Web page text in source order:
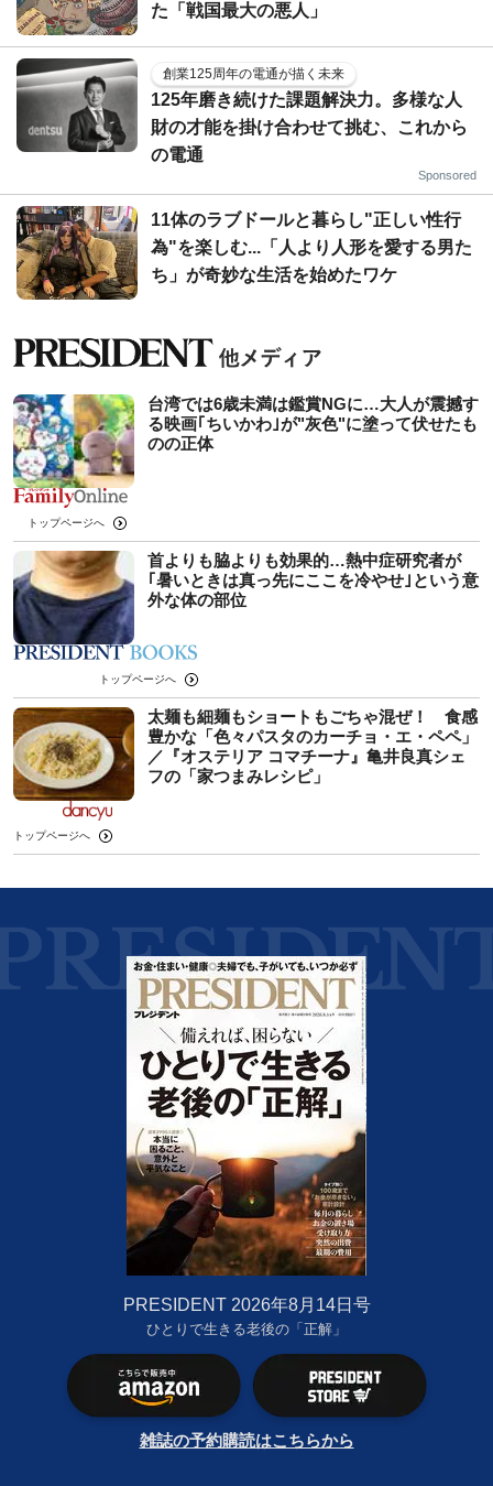
た「戦国最大の悪人」
創業125周年の電通が描く未来
125年磨き続けた課題解決力。多様な人
財の才能を掛け合わせて挑む、これから
の電通
Sponsored
11体のラブドールと暮らし"正しい性行
為"を楽しむ...「人より人形を愛する男た
ち」が奇妙な生活を始めたワケ
台湾では6歳未満は鑑賞NGに…大人が震撼す
る映画｢ちいかわ｣が"灰色"に塗って伏せたも
のの正体
トップページへ
首よりも脇よりも効果的…熱中症研究者が
｢暑いときは真っ先にここを冷やせ｣という意
外な体の部位
トップページへ
太麺も細麺もショートもごちゃ混ぜ！ 食感
豊かな「色々パスタのカーチョ・エ・ペペ」
／『オステリア コマチーナ』亀井良真シェ
フの「家つまみレシピ」
トップページへ
PRESIDENT 2026年8月14日号
ひとりで生きる老後の「正解」
雑誌の予約購読はこちらから